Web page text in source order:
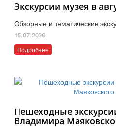
Экскурсии музея в
Обзорные и тематические
15.07.2026
Подробнее
Пешеходные
Владимира